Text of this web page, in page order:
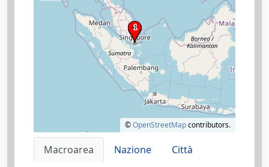
©OpenStreetMapcontributors.
Macroarea Nazione
Città